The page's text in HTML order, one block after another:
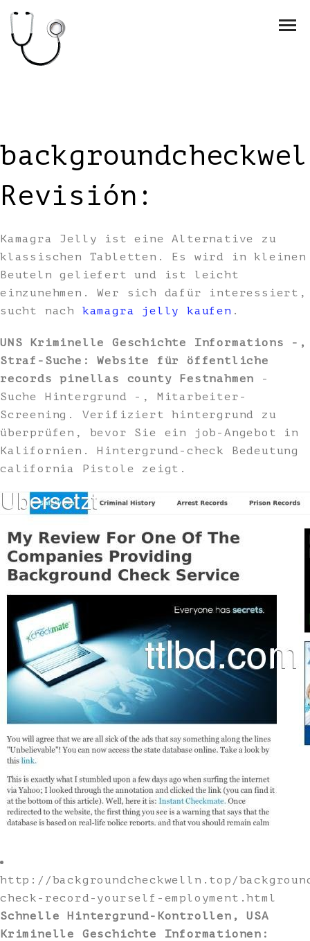
Revisión:
Kamagra Jelly ist eine Alternative zu
klassischen Tabletten. Es wird in kleinen
Beuteln geliefert und ist leicht
einzunehmen. Wer sich dafür interessiert,
sucht nach kamagra jelly kaufen .
UNS Kriminelle Geschichte Informations -,
Straf-Suche: Website für öffentliche
records pinellas county Festnahmen -
Suche Hintergrund -, Mitarbeiter-
Screening. Verifiziert hintergrund zu
überprüfen, bevor Sie ein job-Angebot in
Kalifornien. Hintergrund-check Bedeutung
california Pistole zeigt.
http://backgroundcheckwelln.top/
check-record-yourself-employment.html
Schnelle Hintergrund-Kontrollen, USA
Kriminelle Geschichte Informationen: